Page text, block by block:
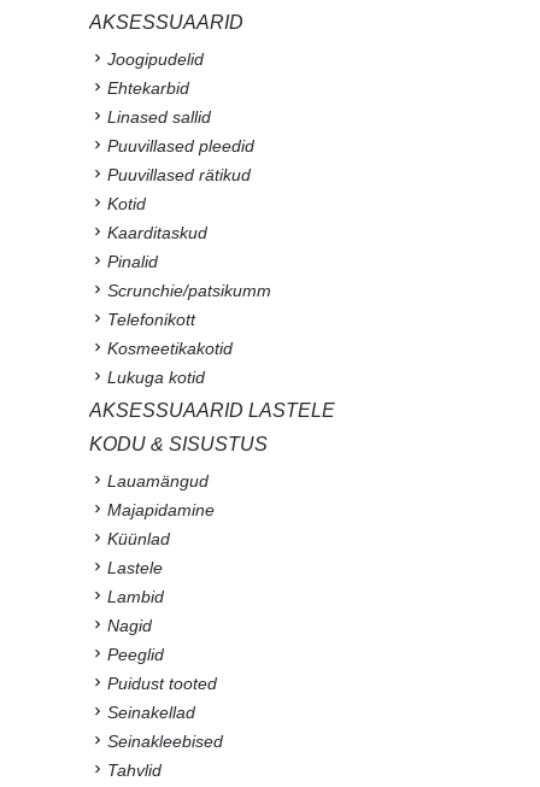
AKSESSUAARID
Joogipudelid
Ehtekarbid
Linased sallid
Puuvillased pleedid
Puuvillased rätikud
Kotid
Kaarditaskud
Pinalid
Scrunchie/patsikumm
Telefonikott
Kosmeetikakotid
Lukuga kotid
AKSESSUAARID LASTELE
KODU & SISUSTUS
Lauamängud
Majapidamine
Küünlad
Lastele
Lambid
Nagid
Peeglid
Puidust tooted
Seinakellad
Seinakleebised
Tahvlid